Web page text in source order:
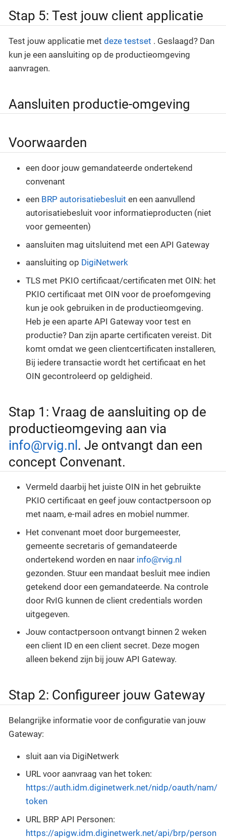
Stap 5: Test jouw client applicatie
Test jouw applicatie met deze testset . Geslaagd? Dan
kun je een aansluiting op de productieomgeving
aanvragen.
Aansluiten productie-omgeving
Voorwaarden
een door jouw gemandateerde ondertekend
convenant
een BRP autorisatiebesluit en een aanvullend
autorisatiebesluit voor informatieproducten (niet
voor gemeenten)
aansluiten mag uitsluitend met een API Gateway
aansluiting op DigiNetwerk
TLS met PKIO certificaat/certificaten met OIN: het
PKIO certificaat met OIN voor de proefomgeving
kun je ook gebruiken in de productieomgeving.
Heb je een aparte API Gateway voor test en
productie? Dan zijn aparte certificaten vereist. Dit
komt omdat we geen clientcertificaten installeren,
Bij iedere transactie wordt het certificaat en het
OIN gecontroleerd op geldigheid.
Stap 1: Vraag de aansluiting op de
productieomgeving aan via
info@rvig.nl . Je ontvangt dan een
concept Convenant.
Vermeld daarbij het juiste OIN in het gebruikte
PKIO certificaat en geef jouw contactpersoon op
met naam, e-mail adres en mobiel nummer.
Het convenant moet door burgemeester,
gemeente secretaris of gemandateerde
ondertekend worden en naar info@rvig.nl
gezonden. Stuur een mandaat besluit mee indien
getekend door een gemandateerde. Na controle
door RvIG kunnen de client credentials worden
uitgegeven.
Jouw contactpersoon ontvangt binnen 2 weken
een client ID en een client secret. Deze mogen
alleen bekend zijn bij jouw API Gateway.
Stap 2: Configureer jouw Gateway
Belangrijke informatie voor de configuratie van jouw
Gateway:
sluit aan via DigiNetwerk
URL voor aanvraag van het token:
https://auth.idm.diginetwerk.net/nidp/oauth/nam/
token
URL BRP API Personen:
https://apigw.idm.diginetwerk.net/api/brp/person